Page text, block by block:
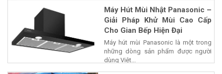
Máy Hút Mùi Nhật Panasonic –
Giải Pháp Khử Mùi Cao Cấp
Cho Gian Bếp Hiện Đại
Máy hút mùi Panasonic là một trong
những dòng sản phẩm được người
dùng Việt...